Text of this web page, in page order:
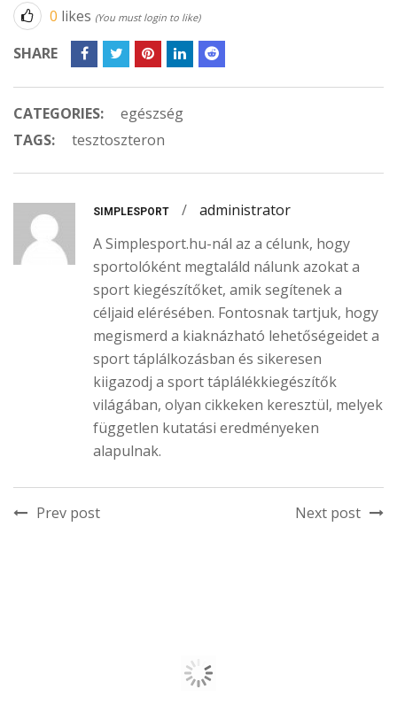
0 likes (You must login to like)
SHARE
CATEGORIES:
egészség
TAGS:
tesztoszteron
SIMPLESPORT /
administrator
A Simplesport.hu-nál az a célunk, hogy
sportolóként megtaláld nálunk azokat a
sport kiegészítőket, amik segítenek a
céljaid elérésében. Fontosnak tartjuk, hogy
megismerd a kiaknázható lehetőségeidet a
sport táplálkozásban és sikeresen
kiigazodj a sport táplálékkiegészítők
világában, olyan cikkeken keresztül, melyek
független kutatási eredményeken
alapulnak.
Prev post Next post